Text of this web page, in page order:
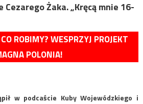
Żaka. „Kręcą mnie 16-
ROBIMY? WESPRZYJ PROJEKT
POLONIA!
w podcaście Kuby Wojewódzkiego i